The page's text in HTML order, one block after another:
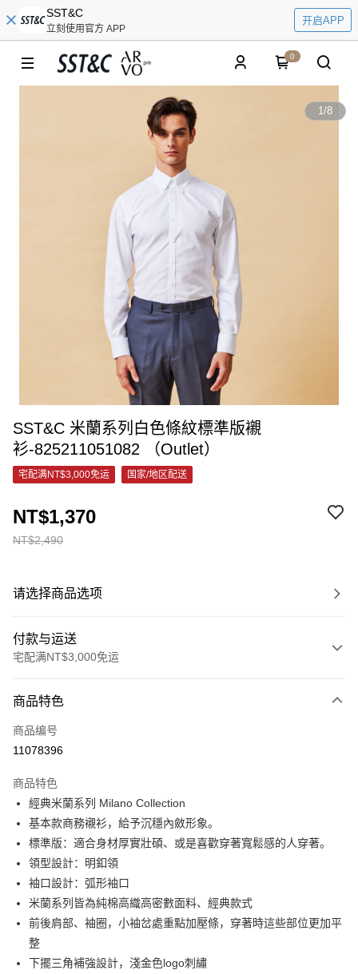
SST&C
立刻使用官方 APP
开启APP
0
1/8
SST&C 米蘭系列白色條紋標準版襯
衫-825211051082 （Outlet）
宅配满NT$3,000免运 国家/地区配送
NT$2,490
NT$1,370
请选择商品选项
付款与运送
宅配满NT$3,000免运
信用卡一次付款
信用卡分期付款
合作金库商业银行
华南商业银行
上海商业储蓄银行
台北富邦商业银行
国泰世华商业银行
兆丰国际商业银行
台湾中小企业银行
汇丰（台湾）商业银行
联邦商业银行
元大商业银行
永丰商业银行
玉山商业银行
星展（台湾）商业银行
台新国际商业银行
台湾乐天信用卡公司
6期 0利率，每期
华南商业银行
彰化商业银行
上海商业储蓄银行
台北富邦商业银行
国泰世华商业银行
台湾中小企业银行
汇丰（台湾）商业银行
华泰商业银行
联邦商业银行
远东国际商业银行
元大商业银行
永丰商业银行
玉山商业银行
台新国际商业银行
中国信托商业银行
LINE Pay
Apple Pay
街口支付
悠遊付
Google Pay
ATM付款
商品特色
商品编号
11078396
商品特色
經典米蘭系列 Milano Collection
基本款商務襯衫，給予沉穩內斂形象。
標準版：適合身材厚實壯碩、或是喜歡穿著寬鬆感的人穿著。
領型設計：明釦領
袖口設計：弧形袖口
米蘭系列皆為純棉高織高密數面料、經典款式
前後肩部、袖圈，小袖岔處重點加壓條，穿著時這些部位更加平
整
下擺三角補強設計，淺金色logo刺繡